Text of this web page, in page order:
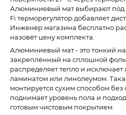
Алюминиевый мат выбирают под
Fi терморегулятор добавляет
Инженер магазина бесплатно
назовёт цену комплекта.
Алюминиевый мат - это тонкий
закреплённый на сплошной
распределяет тепло и
ламинатом или линолеумом.
монтируется сухим способом без
поднимает уровень пола и
готовым чистовым покрытием.